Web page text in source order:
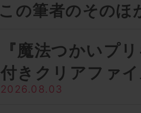
この筆者のそのほ
『魔法つかいプ
付きクリアファ
2026.08.03